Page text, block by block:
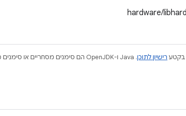
hardware/
בקטע רישיון לתוכן